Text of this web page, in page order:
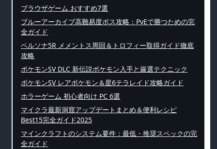
ブラウザゲーム おすすめ7選
ブルーアーカイブ高難易度ボス攻略：PvEで勝つための完
全ガイド
ペルソナ5R メメントス周回＆トロフィー取得ガイド徹底
攻略
ポケモンSV DLC 新伝説ポケモン入手と厳選テクニック
ポケモンSV レアポケモン＆星6テラレイド攻略ガイド
ホラーゲーム 初心者向け PC 6選
マイクラ最新洞窟アップデートまとめ＆便利レシピ
Best15完全ガイド2025
マインクラフトのシステム要件：最低・推奨スペックの完
全ガイド